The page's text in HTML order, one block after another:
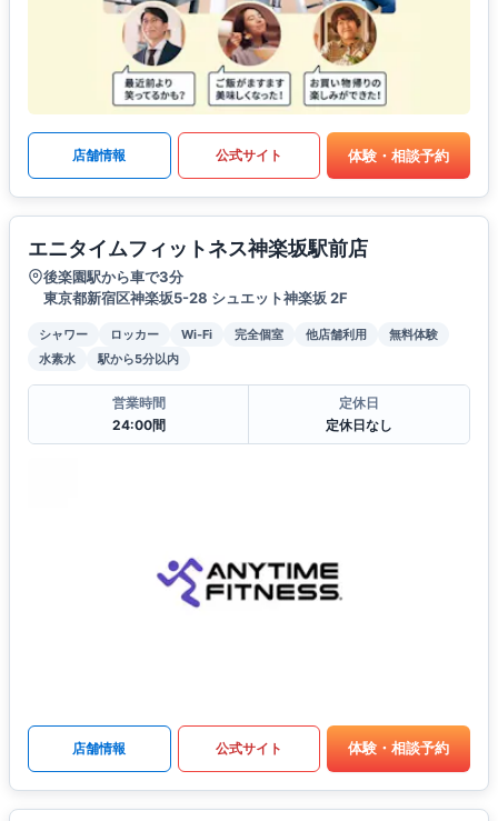
店舗情報 公式サイト 体験・相談予約
エニタイムフィットネス神楽坂駅前店
後楽園駅から車で3分
東京都新宿区神楽坂5-28 シュエット神楽坂 2F
シャワー ロッカー Wi-Fi 完全個室 他店舗利用
無料体験
水素水
駅から5分以内
営業時間
24:00間
定休日
定休日なし
店舗情報 公式サイト 体験・相談予約